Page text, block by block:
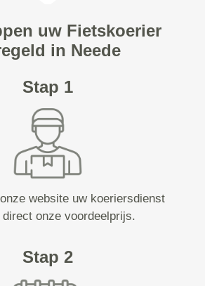
uw Fietskoerier
in Neede
Stap 1
website uw koeriersdienst
onze voordeelprijs.
Stap 2